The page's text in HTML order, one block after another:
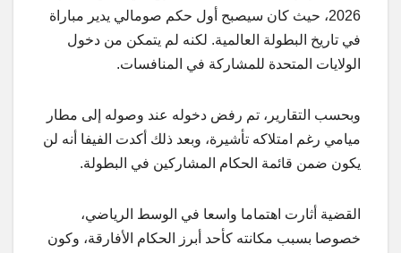
2026، حيث كان سيصبح أول حكم صومالي يدير مباراة
في تاريخ البطولة العالمية. لكنه لم يتمكن من دخول
الولايات المتحدة للمشاركة في المنافسات.
وبحسب التقارير، تم رفض دخوله عند وصوله إلى مطار
ميامي رغم امتلاكه تأشيرة، وبعد ذلك أكدت الفيفا أنه لن
يكون ضمن قائمة الحكام المشاركين في البطولة.
القضية أثارت اهتماما واسعا في الوسط الرياضي،
خصوصا بسبب مكانته كأحد أبرز الحكام الأفارقة، وكون